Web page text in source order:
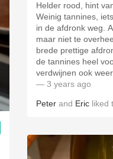
Helder rood, hint
Weinig tannines,
in de afdronk weg.
maar niet te
brede prettige
de tannines heel
verdwijnen ook
— 3 years ago
Peter and Eric liked